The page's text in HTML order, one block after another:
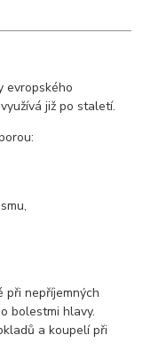
evropského
již po staletí.
při nepříjemných
bolestmi hlavy.
a koupelí při